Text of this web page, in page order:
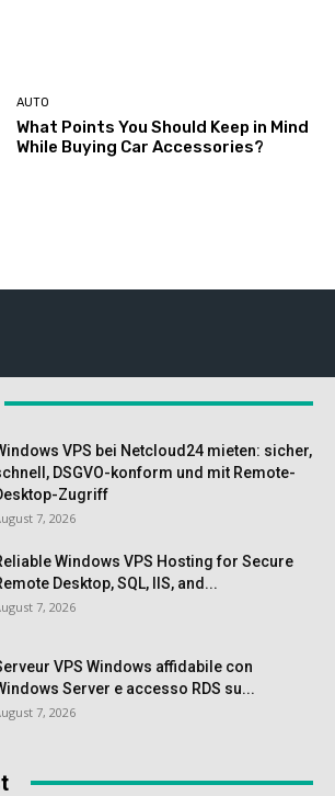
AUTO
What Points You Should Keep in Mind
While Buying Car Accessories?
VPS bei Netcloud24 mieten: sicher,
DSGVO-konform und mit Remote-
Zugriff
7, 2026
Windows VPS Hosting for Secure
Desktop, SQL, IIS, and...
7, 2026
VPS Windows affidabile con
Server e accesso RDS su...
7, 2026